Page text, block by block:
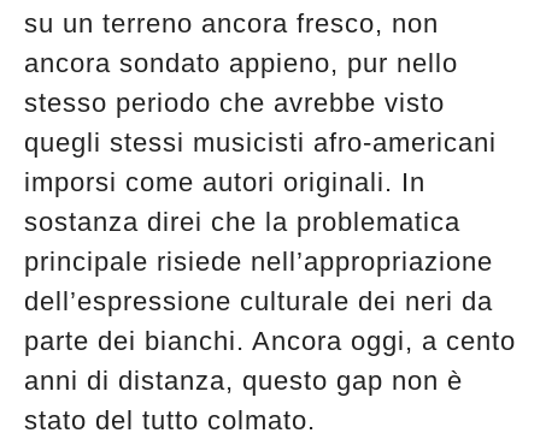
su un terreno ancora fresco, non
ancora sondato appieno, pur nello
stesso periodo che avrebbe visto
quegli stessi musicisti afro-americani
imporsi come autori originali. In
sostanza direi che la problematica
principale risiede nell’appropriazione
dell’espressione culturale dei neri da
parte dei bianchi. Ancora oggi, a cento
anni di distanza, questo gap non è
stato del tutto colmato.